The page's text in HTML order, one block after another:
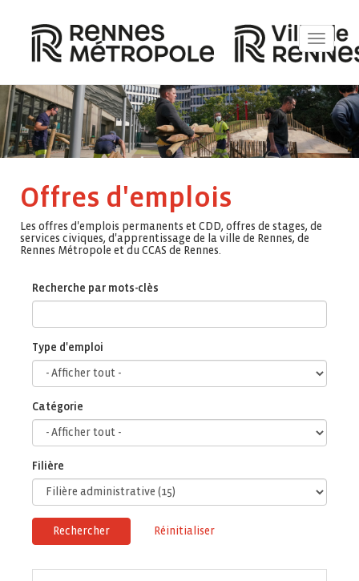
Toggle
Offres d'emplois
Les offres d'emplois permanents et CDD, offres de stages, de
services civiques, d'apprentissage de la ville de Rennes, de
Rennes Métropole et du CCAS de Rennes.
Recherche par mots-clès
Type d'emploi
Catégorie
Filière
Rechercher Réinitialiser